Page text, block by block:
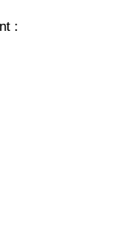
: